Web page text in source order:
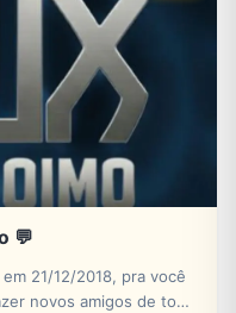
💬
21/12/2018, pra você
novos amigos de todo